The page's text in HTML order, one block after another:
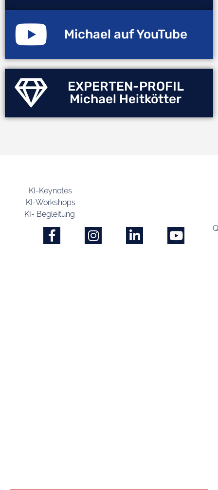
Michael auf YouTube
EXPERTEN-PROFIL
Michael Heitkötter
KI-Keynotes
KI-Workshops
KI- Begleitung